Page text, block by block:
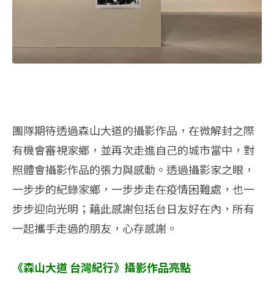
團隊期待透過森山大道的攝影作品，在微解封之際
有機會審視家鄉，並再次走進自己的城市當中，對
照體會攝影作品的張力與感動。透過攝影家之眼，
一步步的紀錄家鄉，一步步走在疫情困難處，也一
步步迎向光明；藉此感謝包括台日友好在內，所有
一起攜手走過的朋友，心存感謝。
《森山大道 台灣紀行》攝影作品亮點